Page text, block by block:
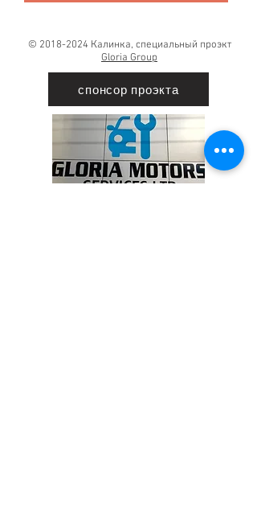
© 2018-2024 Калинка, специальный проэкт
Gloria Group
спонсор проэкта